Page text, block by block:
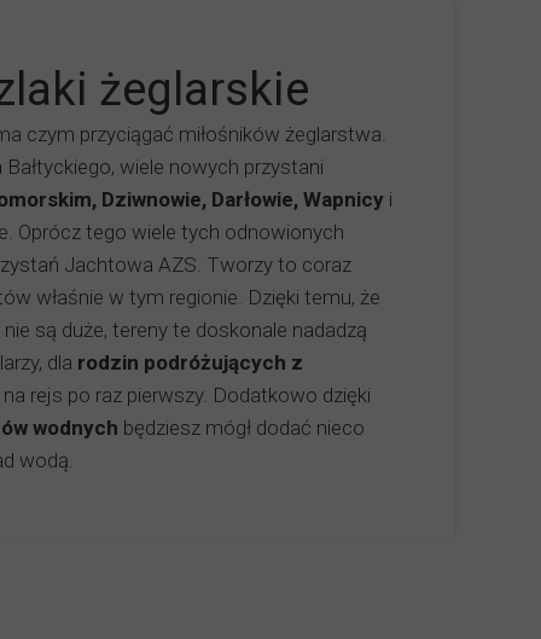
żeglarskie
czym przyciągać miłośników żeglarstwa.
wiele nowych przystani
Dziwnowie, Darłowie, Wapnicy i
Oprócz tego wiele tych odnowionych
Jachtowa AZS. Tworzy to coraz
właśnie w tym regionie. Dzięki temu, że
są duże, tereny te doskonale nadadzą
dla rodzin podróżujących z
rejs po raz pierwszy. Dodatkowo dzięki
wodnych będziesz mógł dodać nieco
wodą.